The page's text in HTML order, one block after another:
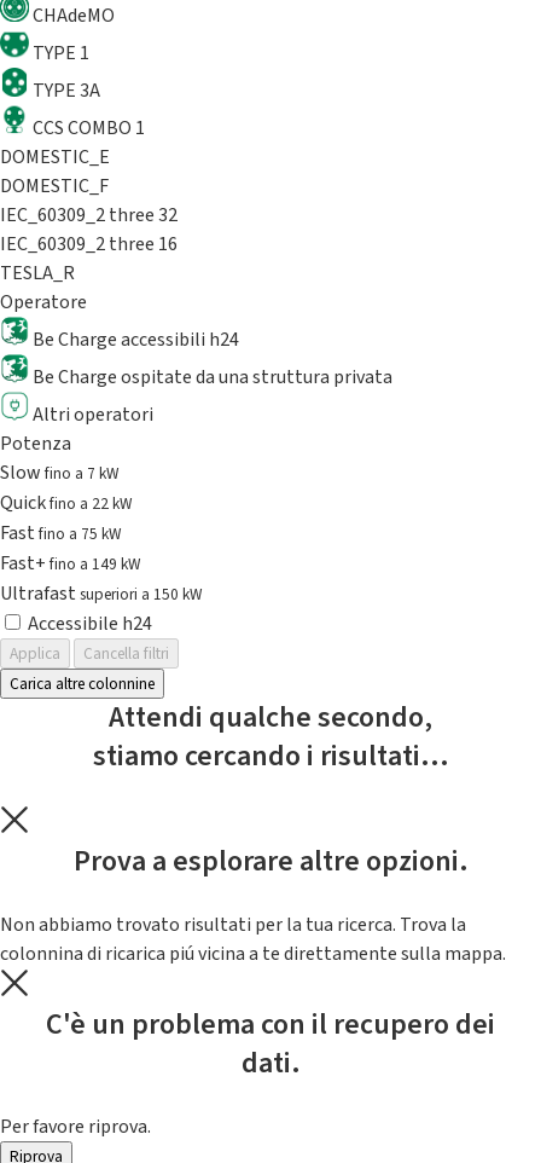
CHAdeMO
TYPE 1
TYPE 3A
CCS COMBO 1
DOMESTIC_E
DOMESTIC_F
IEC_60309_2 three 32
IEC_60309_2 three 16
TESLA_R
Operatore
Be Charge accessibili h24
Be Charge ospitate da una struttura privata
Altri operatori
Potenza
Slowfino a 7 kW
Quickfino a 22 kW
Fastfino a 75 kW
Fast+fino a 149 kW
Ultrafast superiori a 150 kW
Accessibile h24
Applica
Cancella filtri
Carica altre colonnine
Attendi qualche secondo,
stiamo cercando i risultati...
Prova a esplorare altre opzioni.
Non abbiamo trovato risultati per la tua ricerca. Trova la
colonnina di ricarica piú vicina a te direttamente sulla mappa.
C'è un problema con il recupero dei
dati.
Per favore riprova.
Riprova